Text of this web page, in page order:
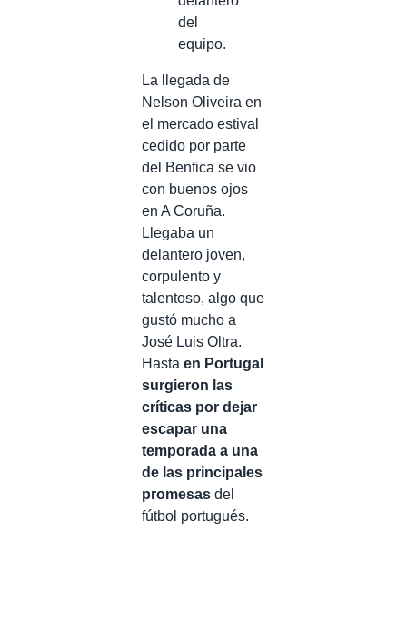
del
equipo.
La llegada de
Nelson Oliveira en
el mercado estival
cedido por parte
del Benfica se vio
con buenos ojos
en A Coruña.
Llegaba un
delantero joven,
corpulento y
talentoso, algo que
gustó mucho a
José Luis Oltra.
Hasta en Portugal
surgieron las
críticas por dejar
escapar una
temporada a una
de las principales
promesas del
fútbol portugués.